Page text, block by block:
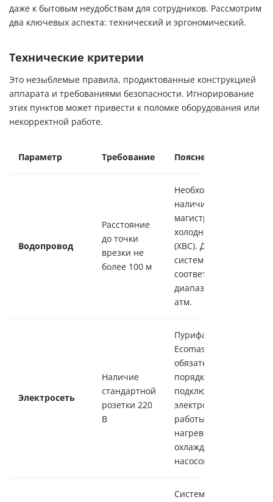
даже к бытовым неудобствам для сотрудников. Рассмотрим
два ключевых аспекта: технический и эргономический.
Технические критерии
Это незыблемые правила, продиктованные конструкцией
аппарата и требованиями безопасности. Игнорирование
этих пунктов может привести к поломке оборудования или
некорректной работе.
Параметр Требование Пояснение
Водопровод
Расстояние
до точки
врезки не
более 100 м
Необходимо
наличие
магистрали
холодной воды
(ХВС). Давление в
системе должно
соответствовать
диапазону 2.5 - 5
атм.
Электросеть
Наличие
стандартной
розетки 220
В
Пурифайеру
Ecomaster в
обязательном
порядке требуется
подключение к
электросети для
работы систем
нагрева,
охлаждения и
насосов.
Система обратного